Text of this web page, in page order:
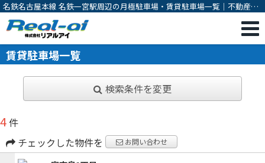
名鉄名古屋本線 名鉄一宮駅周辺の月極駐車場・賃貸駐車場一覧｜不動産の
売却、購入なら一宮市の不動産会社 株式会社リアルアイ
賃貸駐車場一覧
検索条件を変更
4件
チェックした物件を
お問い合わせ